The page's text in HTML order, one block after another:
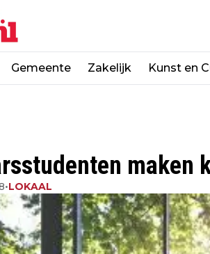
Gemeente Zakelijk Kunst en
maken
•LOKAAL